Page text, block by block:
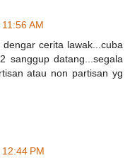
AM
cerita lawak...cuba
sanggup datang...segala
atau non partisan yg
PM